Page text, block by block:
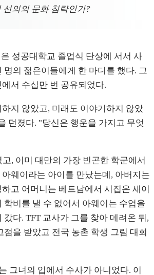
선의의 문화 침략인가?
성공대학교 졸업식 단상에 서서 사
명의 젊은이들에게 한 마디를 했다. 그
서 수십만 번 공유되었다.
지 않았고, 미래도 이야기하지 않았
던졌다. "당신은 행운을 가지고 무엇
, 이미 대만의 가장 빈곤한 학군에서
웨이라는 아이를 만났는데, 아버지는
고 어머니는 베트남에서 시집온 새이
학비를 낼 수 없어서 아웨이는 수업을
갔다. TFT 교사가 그를 찾아 데려온 뒤,
점을 받았고 전국 농촌 학생 그림 대회
그녀의 입에서 수사가 아니었다. 이